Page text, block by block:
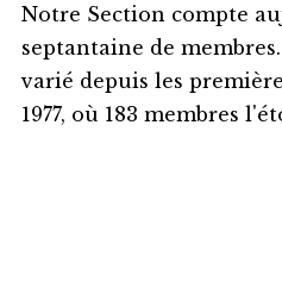
Notre Section compte
septantaine de
varié depuis les
1977, où 183 membres